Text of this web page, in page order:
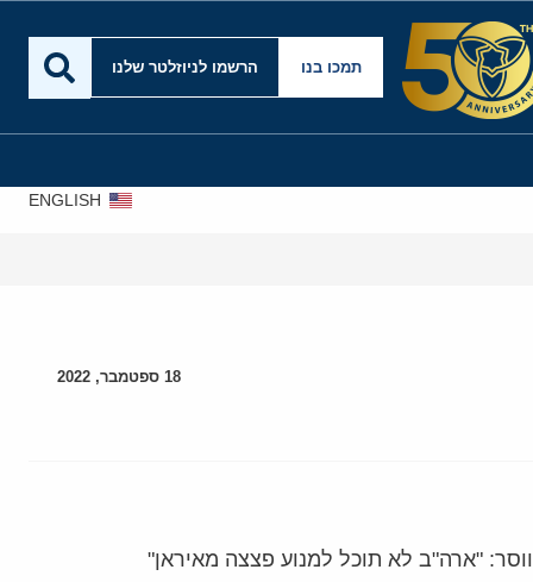
תמכו בנו הרשמו לניוזלטר שלנו
ENGLISH
18 ספטמבר, 2022
"ארה"ב לא תוכל למנוע פצצה מאיראן"